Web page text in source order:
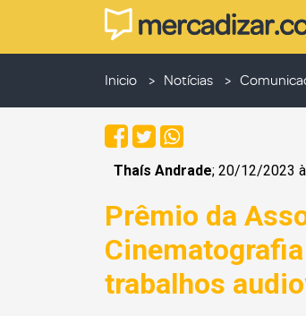
Inicio Notícias
Thaís Andrade; 20/12/2023
Prêmio da
trabalhos